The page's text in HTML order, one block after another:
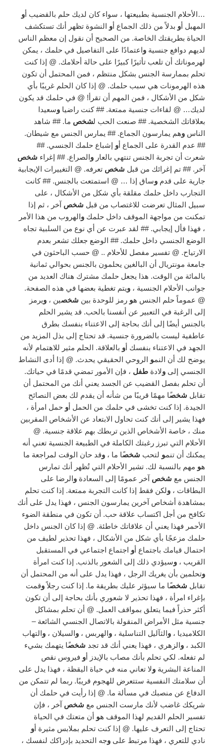
…الأحلام الجنسية بطبيعتها ، سواء كان لديك حلم بالقضيب أو
المهبل أو بدلاً من ذلك الجماع أو النشوة تظهر أنك تستكشف
الحياة بطريقتك الخاصة. من الصحيح أن نقول إن معظم الناس
لديهم دوافع جنسيةواعتمادًا على التفاصيل في حلمك ، يمكن
لهرموناتك أن تلعب تأثيرًا كبيرًا على حالة أحلامك. @ إذا كنت
تحلم بممارسة الجنس بشكل منتظم ، فمن المحتمل أن تكون
هذه الهرمونات هي سبب حلمك. @ إذا كان الحلم غريبًا بأي
شكل من الأشكال ، فمن المهم أن تقرأ! @ في حلمك قد يكون
لديك… @ لقاءات جنسية ممتعة. ## كنت راضياوسعيدا
بعلاقاتك الشخصية. ## صنعت الحب لشخص ما. ## شاهد
الناسوهم يمارسون الجماع. ## يمارس الجنس مع شيطان.
## عدم القدرة على الجماع أو إشباع حلمك الجنسي. ##
شعرت أن تجربة الجنس تنتهي بالعاروالصراع. ## إغراء شخص
آخر. ## تم إغرائك من قبل شخص تعرفه. @ التغييرات الإيجابية
جارية على قدموساق إذا … @ استمتعت بالجنس. ## كانت
التجارب داخل حلمك مقلقة بأي شكل من الأشكال ، على
سبيل المثال تعرضت للاغتصاب من قبل شخص آخر ، ثم إذا
تمكنت من مواجهة الموقف داخل حلمكوالهروب من هذا الأمر
، فهذا فأل إيجابي. ## لقد عبرت عن أي نوع من السلبية تجاه
الوضع الجنسي داخل حلمك. ## الوضع جعلك تشعر بعدم
الارتياح. @ تفسير مفصل للأحلام .. @ حسب الباحثون في
جامعة مونتريال أن البالغين يحلمون بالجنس بحوالي ثمانية
بالمائة من الوقت. هذا يجعل حلمك مشترك هناك العديد من
جوانب الأحلام الجنسية ،ويتم تغطية بعضها في هذه الصفحة.
@ عموماً حلم الجنس هو رمز للوحدة بين شخصين ،ويرمز
إلى الرغبة في التعبير عن أنفسنا بالحب. قد يشير الحلم
بالجنس أيضًا إلى أنك بحاجة إلى الاعتناء بنفسك بطرق
عاطفية ليست بالضرورة جنسية. قد تحتاج إلى بذل المزيد من
الجهد في الاعتناء بنفسك أو بالعلاقة. الحلم مثير للاهتمام لأنه
يوضح لك أن النمو الروحي الحقيقي يحدث. @ إذا أدى النشاط
الجنسي إلىولادةطفل ، فإن الأمور تمضي قدمًا في حياتك.
أن تحلم بفصل القضيب عن الجسد يعني أنك من المحتمل أن
تقابل شخصًا مهمًا قريبًا من شأنه أن يقدم لك بعض النصائح
الجيدة. إذا كنت تخشى في حلمك من الحمل أو حمل امرأة ،
فهذا يشير إلى أنك كنت تحاول الابتعاد عن الأشخاص المقربين
منك ، خاصة الأشخاص الذين تربطك بهم علاقة جنسية. @
الأحلام التي تبرز رغبتك الكاملة في الطبيعة الجنسية تعني أنه
يمكنك أن تنمو لتحب شخصًا ما ،وقد حان الوقت لمراجعة ما
هو مهم بالنسبة لك. تشير الأحلام التي تُظهر أنك تمارس
الجنس مع شخص آخر عمومًا إلى السعادةوالرضا على
البطاقات ،ولكن فقط إذا كانت التجربة ممتعة. إذا كنت تحلم
بمشاهدة أشخاص آخرين يمارسون الجنس ، فهذا يدل على أنك
تكافح من أجل اكتساب علاقة حب. أن تكون في منطقة الضوء
الأحمر فهذا يعني أن علاقاتك خاطئة. @ إذا كان الجنس داخل
حلمك مزعجًا بأي شكل من الأشكال ، فهذا تحذير لطيف من
احتمال قيامك باجتماع أو اجتماع اجتماعي في المستقبل
القريب ،وسيؤدي ذلك إلى الشعور بالذنب. إذا كنت امرأة
وتحلمين بأن يغريك الرجل ، فهذا يدل على أنه من المحتمل أن
تقابل شخصًا ما سيؤثر عليك بطريقة ما. إذا كنت رجلاًوقمت
بإغراء امرأة ، فهذا تحذير لا شعوري بأنك بحاجة إلى أن تكون
أكثر حذراً فيما يتعلق بمواقف العمل. @ أن تحلم بمشاكل
جنسية مثل الأمراض المنقولة بالاتصال الجنسي الشائعة –
الكلاميديا ​​،والثآليل التناسلية ،والهربس ،والسيلان ،والتهاب
الكبد ،والزهري ، فهذا يعني أنك قد تجد شخصًا يتهمك بشيء
لم تفعله. لكي تحلم بأنك مصاب بالإيدز أو فيروس نقص
المناعة البشريةولا تعاني منه في حياة اليقظة ، فهذا يدل على
أن سلامتك النفسية ستتعرض للهجوم قريبًا. ربما لم تتمكن من
الدفاع عن منصبك في مسألة ما. @ إذا رأيت في حلمك أن
شريكك غاضب لأنك مارست الجنس مع شخص آخر ، فإن
تفسير الحلم القديم لهذا الموقف هو أن متعتك في الحياة
تحتاج إلى التعرف عليها. @ إذا كنت تحلم بملابس مثيرة أو
نادي للتعري ، فهذا مرتبط علىوجه التحديد بإدراكك لنفسك ،